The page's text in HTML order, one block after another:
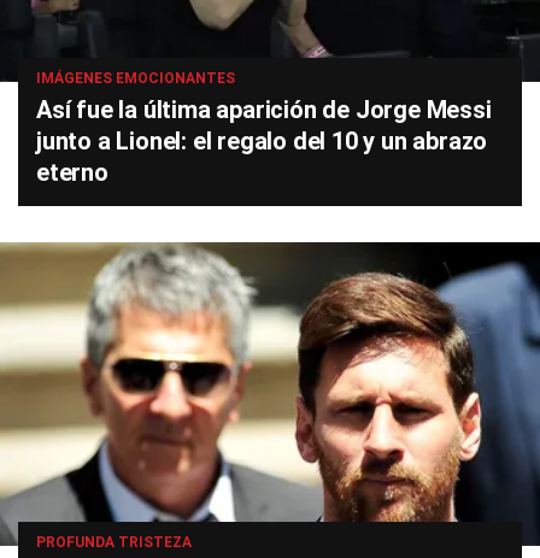
IMÁGENES EMOCIONANTES
Así fue la última aparición de Jorge Messi
junto a Lionel: el regalo del 10 y un abrazo
eterno
PROFUNDA TRISTEZA